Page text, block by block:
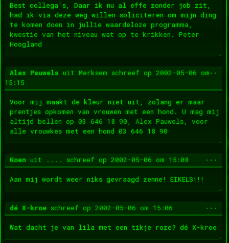
Best collega's, Daar ik nu al effe zonder job zit,
had ik via deze weg willen soliciteren om mijn ding
te komen doen in jullie waardeloze programma,
kwestie van het niveau wat op te krikken. Peter
Hoogland
Alex Pauwels uit Merksem schreef op 2002-05-06 om
15:15
Voor mij maakt de kleur niet uit, zolang er maar
prentjes opkomen van vrouwen met een hond. U mag mij
altijd bellen op 03 646 18 90, Alex Pauwels, voor
alle vrouwkes met een hond 03 646 18 90
...
Koen uit .... schreef op 2002-05-06 om 15:08
Aan mij wordt weer niks gevraagd zenne! EIKELS!!!
...
dé X-kroe schreef op 2002-05-06 om 15:06
Wat dacht je van lila met een tikje roze? dé X-kroe
...